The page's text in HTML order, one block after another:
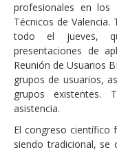
profesionales en los
Técnicos de
todo el jueves,
presentaciones de
Reunión de Usuarios
grupos de usuarios,
grupos existentes.
asistencia.
El congreso científico
siendo tradicional, se